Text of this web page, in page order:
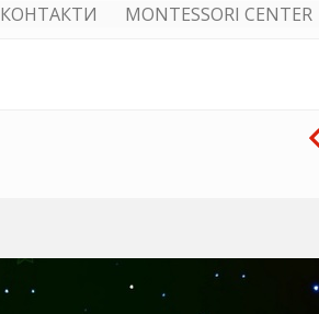
КОНТАКТИ MONTESSORI CENTER